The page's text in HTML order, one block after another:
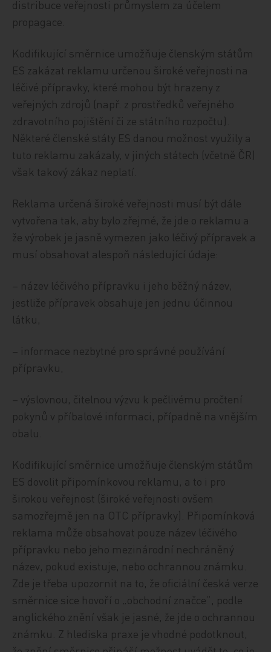
distribuce veřejnosti průmyslem za účelem
propagace.
Kodifikující směrnice umožňuje členským státům
ES zakázat reklamu určenou široké veřejnosti na
léčivé přípravky, které mohou být hrazeny z
veřejných zdrojů (např. z prostředků veřejného
zdravotního pojištění či ze státního rozpočtu).
Některé členské státy ES danou možnost využily a
tuto reklamu zakázaly, v jiných státech (včetně ČR)
však takový zákaz neplatí.
Reklama určená široké veřejnosti musí být dále
vytvořena tak, aby bylo zřejmé, že jde o reklamu a
že výrobek je jasně vymezen jako léčivý přípravek a
musí obsahovat alespoň následující údaje:
– název léčivého přípravku i jeho běžný název,
jestliže přípravek obsahuje jen jednu účinnou
látku,
– informace nezbytné pro správné používání
přípravku,
– výslovnou, čitelnou výzvu k pečlivému pročtení
pokynů v příbalové informaci, případně na vnějším
obalu.
Kodifikující směrnice umožňuje členským státům
ES dovolit připomínkovou reklamu, a to i pro
širokou veřejnost (široké veřejnosti ovšem
samozřejmě jen na OTC přípravky). Připomínková
reklama může obsahovat pouze název léčivého
přípravku nebo jeho mezinárodní nechráněný
název, pokud existuje, nebo ochrannou známku.
Zde je třeba upozornit na to, že oficiální česká verze
směrnice sice hovoří o „obchodní značce“, podle
anglického znění však je jasné, že jde o ochrannou
známku. Z hlediska praxe je vhodné podotknout,